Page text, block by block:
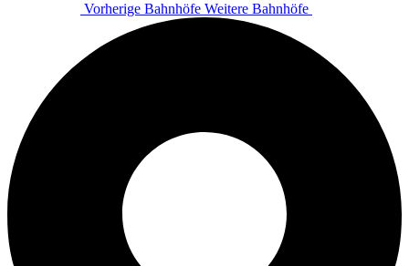
Vorherige Bahnhöfe Weitere Bahnhöfe